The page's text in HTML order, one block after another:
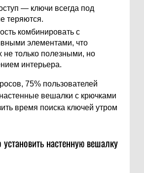
— ключи всегда под
теряются.
комбинировать с
элементами, что
не только полезными, но
интерьера.
75% пользователей
вешалки с крючками
время поиска ключей утром
настенную вешалку